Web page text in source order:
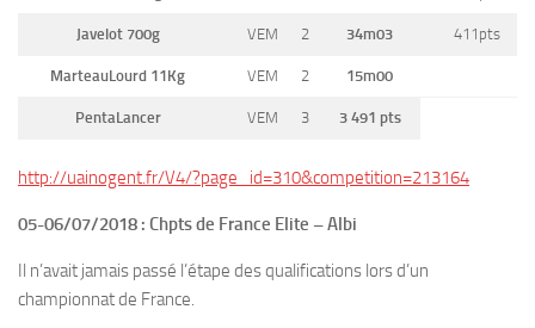
Javelot 700g VEM 2 34m03 411pts
MarteauLourd 11Kg VEM 2 15m00
PentaLancer VEM 3 3 491 pts
http://uainogent.fr/V4/?page_id=310&competition=213164
05-06/07/2018 : Chpts de France Elite – Albi
Il n’avait jamais passé l’étape des qualifications lors d’un
championnat de France.